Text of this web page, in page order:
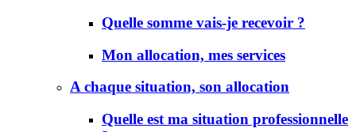
Quelle somme vais-je recevoir ?
Mon allocation, mes services
A chaque situation, son allocation
Quelle est ma situation professionnelle